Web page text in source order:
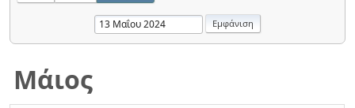
Μάιος